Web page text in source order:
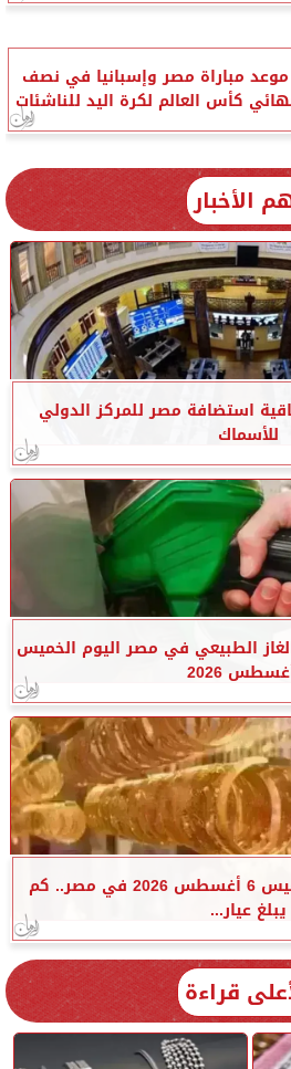
موعد مباراة مصر وإسبانيا في نصف
كأس العالم لكرة اليد للناشئات
الأخبار
استضافة مصر للمركز الدولي
للأسماك
الطبيعي في مصر اليوم الخميس
أسعار الذهب اليوم الخميس 6 أغسطس 2026 في مصر.. كم
يبلغ عيار...
قراءة